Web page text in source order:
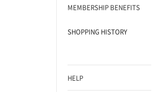
MEMBERSHIP BENEFITS
SHOPPING HISTORY
HELP